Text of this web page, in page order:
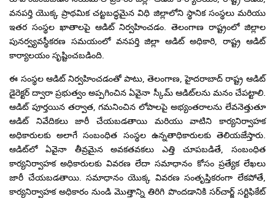
వనపర్తి యొక్క ప్రాథమిక చట్టబద్ధమైన విధి జిల్లాలోని స్థానిక సంస్థలు మరియు
ఇతర సంస్థల ఖాతాలపై ఆడిట్ నిర్వహించడం. తెలంగాణ రాష్ట్రంలో జిల్లాల
పునర్వ్యవస్థీకరణ సమయంలో వనపర్తి జిల్లా ఆడిట్ అధికారి, రాష్ట్ర ఆడిట్
కార్యాలయం సృష్టించబడింది.
ఈ సంస్థల ఆడిట్ నిర్వహించడంతో పాటు, తెలంగాణ, హైదరాబాద్ రాష్ట్ర ఆడిట్
డైరెక్టర్ ద్వారా ప్రభుత్వం అప్పగించిన ఏవైనా స్కీమ్ ఆడిట్‌లను మనం చేపట్టాలి.
ఆడిట్ పూర్తయిన తర్వాత, గమనించిన లోపాలపై అభ్యంతరాలను లేవనెత్తుతూ
ఆడిట్ నివేదికలు జారీ చేయబడతాయి మరియు వాటిని కార్యనిర్వాహక
అధికారులకు అలాగే సంబంధిత సంస్థల ఉన్నతాధికారులకు తెలియజేస్తారు.
ఆడిట్‌లో ఏవైనా తీవ్రమైన అవకతవకలు ఎత్తి చూపబడితే, సంబంధిత
కార్యనిర్వాహక అధికారులకు వివరణ లేదా సమాధానం కోసం ప్రత్యేక లేఖలు
జారీ చేయబడతాయి. సమాధానం యొక్క వివరణ సంతృప్తికరంగా లేకపోతే,
కార్యనిర్వాహక అధికారం నుండి మొత్తాన్ని తిరిగి పొందడానికి సర్‌చార్జ్ సర్టిఫికేట్